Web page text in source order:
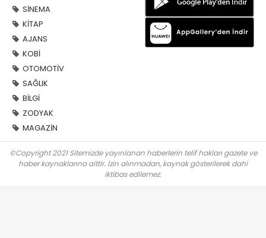
SİNEMA
KİTAP
AJANS
KOBİ
OTOMOTİV
SAĞLIK
BİLGİ
ZODYAK
MAGAZİN
©Copyright 2021 Sitemizde yayınlanan haberlerin telif hakları gazete ve
haber kaynaklarına aittir. İzin alınmadan, kaynak gösterilerek dahi
iktibas edilemez.